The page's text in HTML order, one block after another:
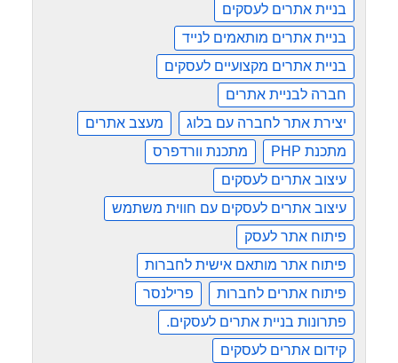
בניית אתרים לעסקים
בניית אתרים מותאמים לנייד
בניית אתרים מקצועיים לעסקים
חברה לבניית אתרים
יצירת אתר לחברה עם בלוג
מעצב אתרים
מתכנת PHP
מתכנת וורדפרס
עיצוב אתרים לעסקים
עיצוב אתרים לעסקים עם חווית משתמש
פיתוח אתר לעסק
פיתוח אתר מותאם אישית לחברות
פיתוח אתרים לחברות
פרילנסר
פתרונות בניית אתרים לעסקים.
קידום אתרים לעסקים